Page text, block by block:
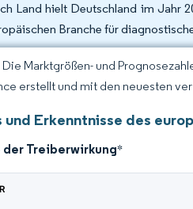
Land hielt Deutschland im Jahr
Branche für
Die Marktgrößen- und
erstellt und mit den neuesten
und Erkenntnisse des
der Treiberwirkung*